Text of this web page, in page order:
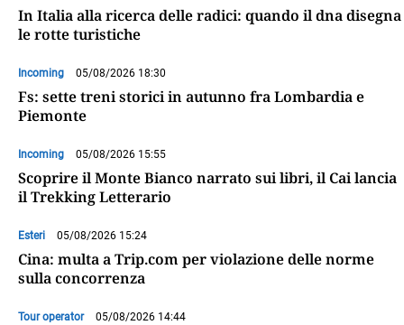
In Italia alla ricerca delle radici: quando il dna disegna
le rotte turistiche
Incoming 05/08/2026 18:30
Fs: sette treni storici in autunno fra Lombardia e
Piemonte
Incoming 05/08/2026 15:55
Scoprire il Monte Bianco narrato sui libri, il Cai lancia
il Trekking Letterario
Esteri 05/08/2026 15:24
Cina: multa a Trip.com per violazione delle norme
sulla concorrenza
Tour operator 05/08/2026 14:44